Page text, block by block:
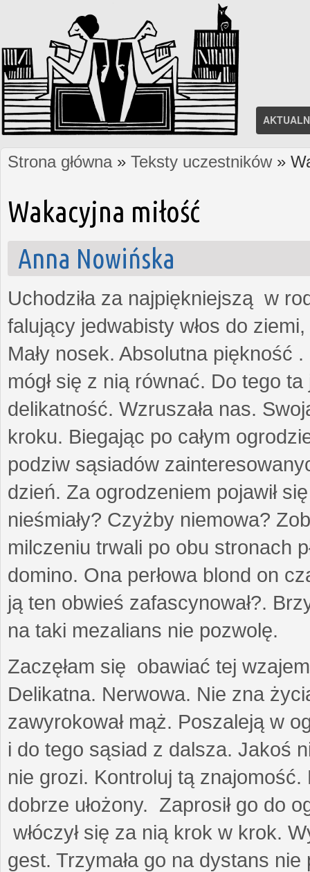
Jesteś tutaj
Strona główna» Teksty uczestników»
Wakacyjna miłość
Anna Nowińska
Uchodziła za najpiękniejszą w
falujący jedwabisty włos do
Mały nosek. Absolutna piękność
mógł się z nią równać. Do tego
delikatność. Wzruszała nas.
kroku. Biegając po całym
podziw sąsiadów
dzień. Za ogrodzeniem pojawił
nieśmiały? Czyżby niemowa?
milczeniu trwali po obu stronach
domino. Ona perłowa blond on
ją ten obwieś zafascynował?.
na taki mezalians nie pozwolę.
Zaczęłam się obawiać tej
Delikatna. Nerwowa. Nie zna
zawyrokował mąż. Poszaleją w
i do tego sąsiad z dalsza. Jakoś
nie grozi. Kontroluj tą
dobrze ułożony. Zaprosił go do
włóczył się za nią krok w krok.
gest. Trzymała go na dystans